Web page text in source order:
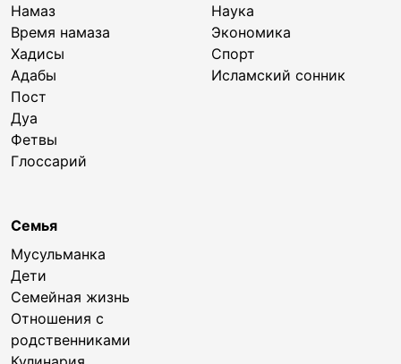
Намаз
Время намаза
Хадисы
Адабы
Пост
Дуа
Фетвы
Глоссарий
Наука
Экономика
Спорт
Исламский сонник
Семья
Мусульманка
Дети
Семейная жизнь
Отношения с
родственниками